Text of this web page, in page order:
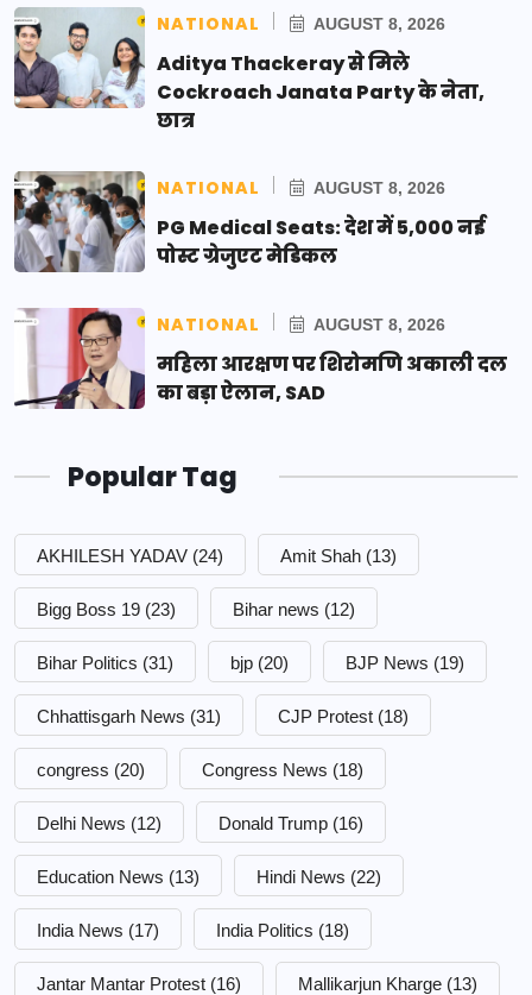
NATIONAL AUGUST 8, 2026
Aditya Thackeray से मिले
Cockroach Janata Party के नेता,
छात्र
NATIONAL AUGUST 8, 2026
PG Medical Seats: देश में 5,000 नई
पोस्ट ग्रेजुएट मेडिकल
NATIONAL AUGUST 8, 2026
महिला आरक्षण पर शिरोमणि अकाली दल
का बड़ा ऐलान, SAD
Popular Tag
AKHILESH YADAV (24) Amit Shah (13)
Bigg Boss 19 (23) Bihar news (12)
Bihar Politics (31) bjp (20) BJP News (19)
Chhattisgarh News (31) CJP Protest (18)
congress (20) Congress News (18)
Delhi News (12) Donald Trump (16)
Education News (13) Hindi News (22)
India News (17) India Politics (18)
Jantar Mantar Protest (16) Mallikarjun Kharge (13)